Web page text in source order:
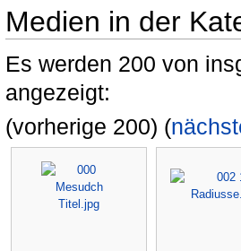
Medien in der
Es werden 200 von
angezeigt:
(vorherige 200) (